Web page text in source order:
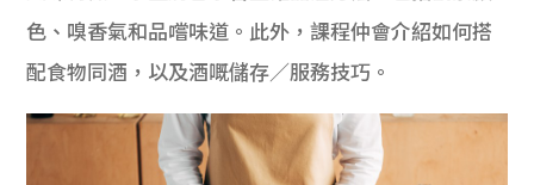
色、嗅香氣和品嚐味道。此外，課程仲會介紹如何搭
配食物同酒，以及酒嘅儲存／服務技巧。